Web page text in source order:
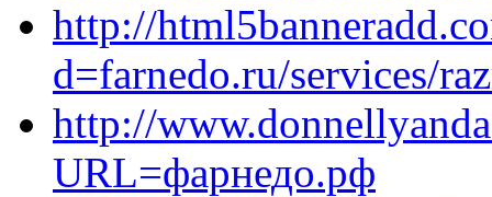
http://
d=farnedo.ru/services/
http://
URL=фарнедо.рф